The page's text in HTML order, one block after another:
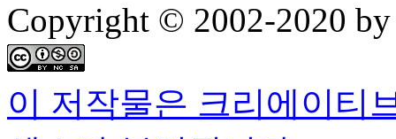
Copyright © 2002-2020 by
이 저작물은 크리에이티